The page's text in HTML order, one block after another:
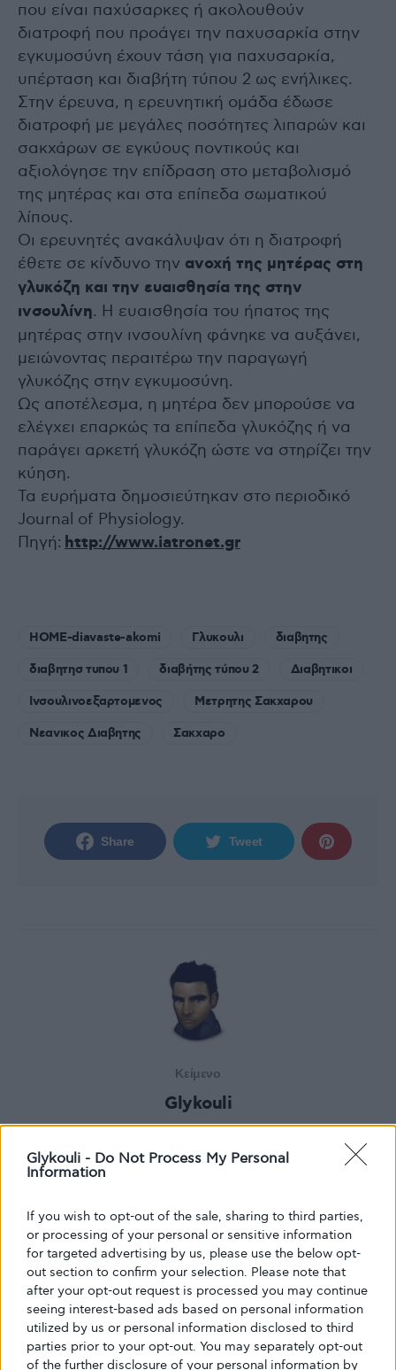
Glykouli - Do Not Process My Personal
Information
If you wish to opt-out of the sale, sharing to third parties,
or processing of your personal or sensitive information
for targeted advertising by us, please use the below opt-
out section to confirm your selection. Please note that
after your opt-out request is processed you may continue
seeing interest-based ads based on personal information
utilized by us or personal information disclosed to third
parties prior to your opt-out. You may separately opt-out
of the further disclosure of your personal information by
που είναι παχύσαρκες ή ακολουθούν
διατροφή που προάγει την παχυσαρκία στην
εγκυμοσύνη έχουν τάση για παχυσαρκία,
υπέρταση και διαβήτη τύπου 2 ως ενήλικες.
Στην έρευνα, η ερευνητική ομάδα έδωσε
διατροφή με μεγάλες ποσότητες λιπαρών και
σακχάρων σε εγκύους ποντικούς και
αξιολόγησε την επίδραση στο μεταβολισμό
της μητέρας και στα επίπεδα σωματικού
λίπους.
Οι ερευνητές ανακάλυψαν ότι η διατροφή
έθετε σε κίνδυνο την ανοχή της μητέρας στη
γλυκόζη και την ευαισθησία της στην
ινσουλίνη. Η ευαισθησία του ήπατος της
μητέρας στην ινσουλίνη φάνηκε να αυξάνει,
μειώνοντας περαιτέρω την παραγωγή
γλυκόζης στην εγκυμοσύνη.
Ως αποτέλεσμα, η μητέρα δεν μπορούσε να
ελέγχει επαρκώς τα επίπεδα γλυκόζης ή να
παράγει αρκετή γλυκόζη ώστε να στηρίζει την
κύηση.
Τα ευρήματα δημοσιεύτηκαν στο περιοδικό
Journal of Physiology.
Πηγή: http://www.iatronet.gr
HOME-diavaste-akomi Γλυκουλι
διαβητης
διαβητησ τυπου 1
διαβήτης τύπου 2
Διαβητικοι
Ινσουλινοεξαρτομενος
Μετρητης Σακχαρου
Νεανικος Διαβητης
Σακχαρο
Share Tweet
Κείμενο
Glykouli